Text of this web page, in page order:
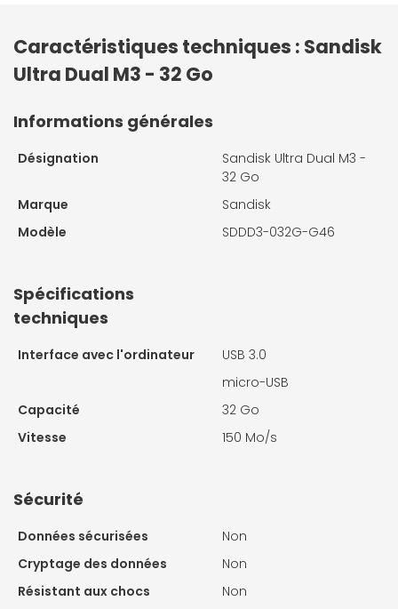
Caractéristiques techniques : Sandisk
Ultra Dual M3 - 32 Go
Informations générales
Désignation
Sandisk Ultra Dual M3 -
32 Go
Marque
Sandisk
Modèle
SDDD3-032G-G46
Spécifications
techniques
Interface avec l'ordinateur
USB 3.0
micro-USB
Capacité
32 Go
Vitesse
150 Mo/s
Sécurité
Données sécurisées
Non
Cryptage des données
Non
Résistant aux chocs
Non